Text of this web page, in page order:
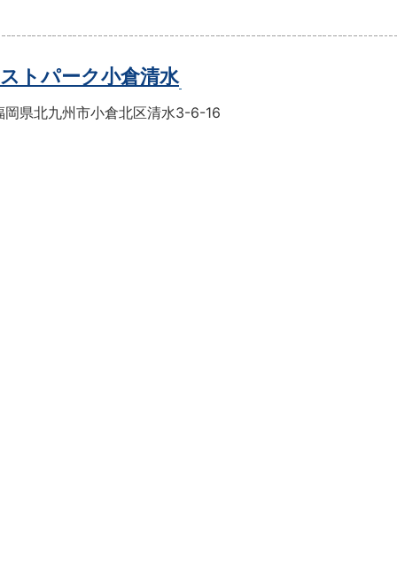
ストパーク小倉清水
岡県北九州市小倉北区清水3-6-16